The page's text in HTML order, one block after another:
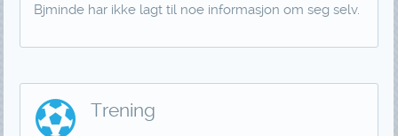
Bjminde har ikke lagt til noe informasjon om seg selv.
Trening